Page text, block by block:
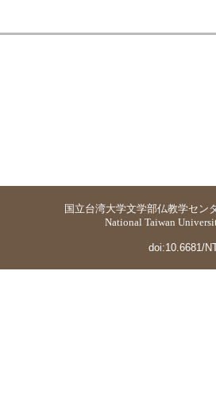
国立台湾大学文学部仏教学セン
National Taiwan
doi:10.6681/